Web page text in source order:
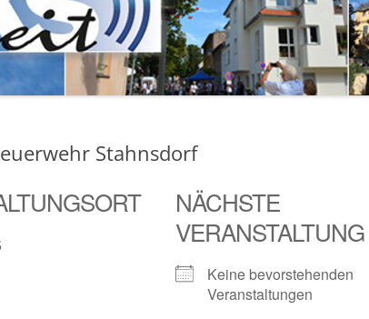
Stahnsdorf
NÄCHSTE
VERANSTALTUNG
Keine bevorstehenden
Veranstaltungen